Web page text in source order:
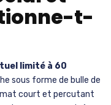
t-
limité à 60
sous forme de bulle de
court et percutant